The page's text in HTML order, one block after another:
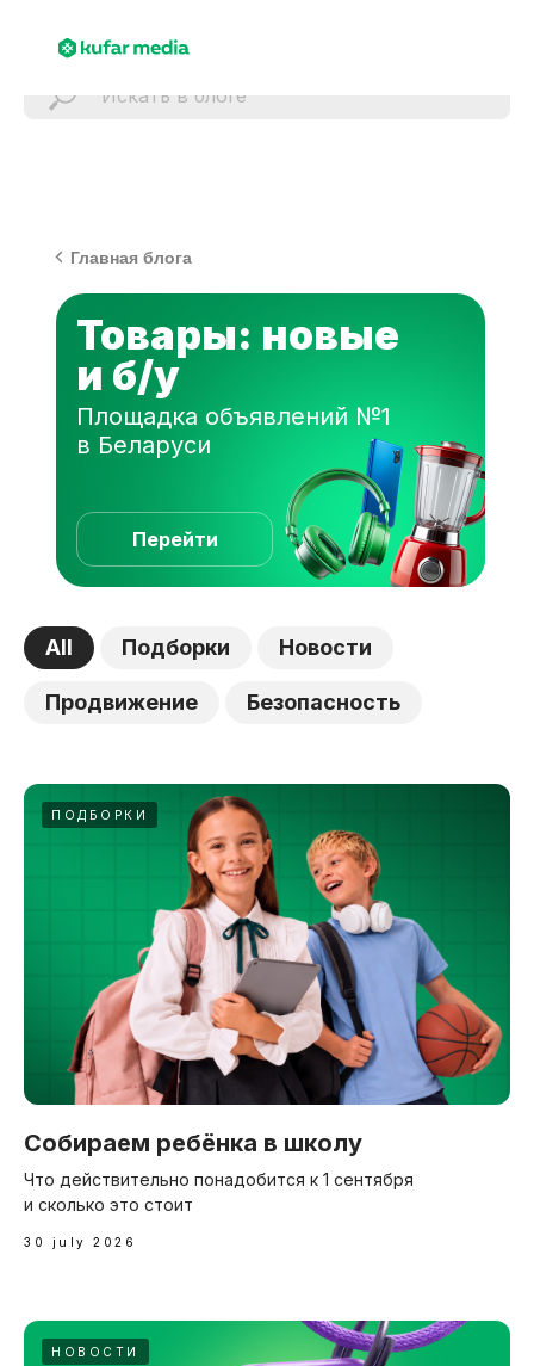
Главная блога
Площадка объявлений №1
в Беларуси
Товары: новые
и б/у
Перейти
All Подборки Новости
Продвижение Безопасность
ПОДБОРКИ
Собираем ребёнка в школу
Что действительно понадобится к 1 сентября
и сколько это стоит
30 july 2026
НОВОСТИ